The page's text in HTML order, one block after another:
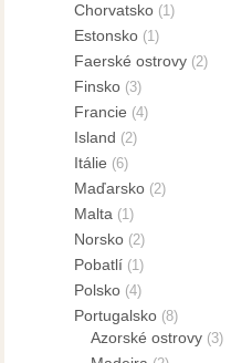
Chorvatsko (1)
Estonsko (1)
Faerské ostrovy (2)
Finsko (3)
Francie (4)
Island (2)
Itálie (6)
Maďarsko (2)
Malta (1)
Norsko (2)
Pobatlí (1)
Polsko (4)
Portugalsko (8)
Azorské ostrovy (3)